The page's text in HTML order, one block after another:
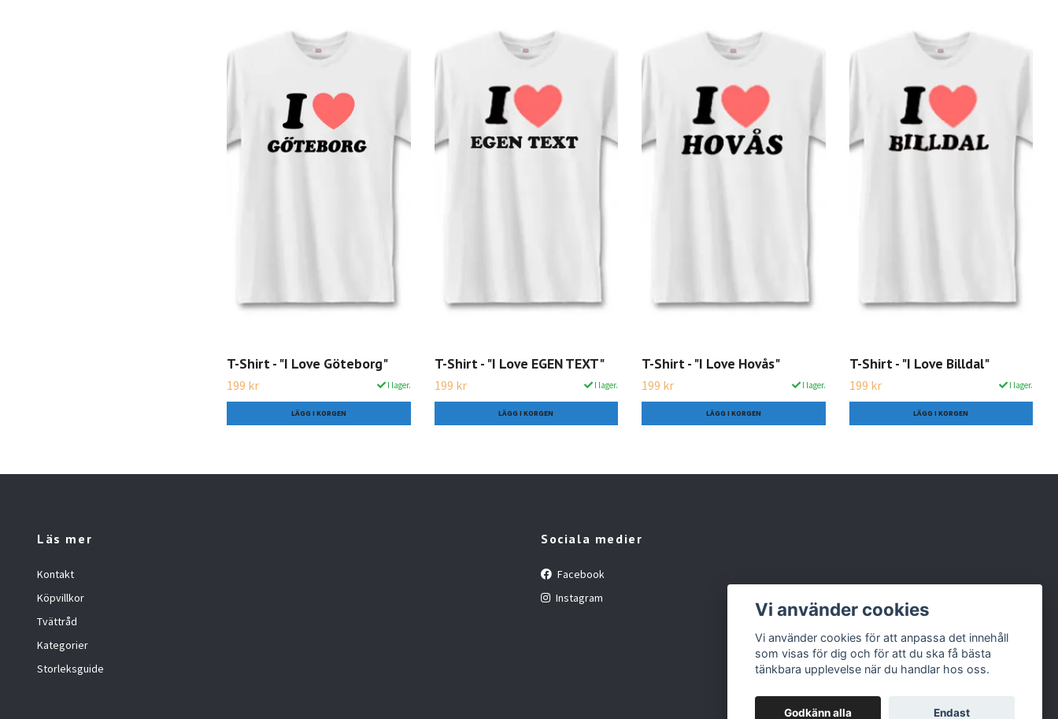
T-Shirt - "I Love Göteborg"
199 kr I lager.
LÄGG I KORGEN
T-Shirt - "I Love EGEN TEXT"
199 kr I lager.
LÄGG I KORGEN
T-Shirt - "I Love Hovås"
199 kr I lager.
LÄGG I KORGEN
T-Shirt - "I Love Billdal"
199 kr I lager.
LÄGG I KORGEN
Läs mer
Kontakt
Köpvillkor
Tvättråd
Kategorier
Storleksguide
Sociala medier
Facebook
Instagram
Vi använder cookies
Vi använder cookies för att anpassa det innehåll
som visas för dig och för att du ska få bästa
tänkbara upplevelse när du handlar hos oss.
Godkänn alla Endast